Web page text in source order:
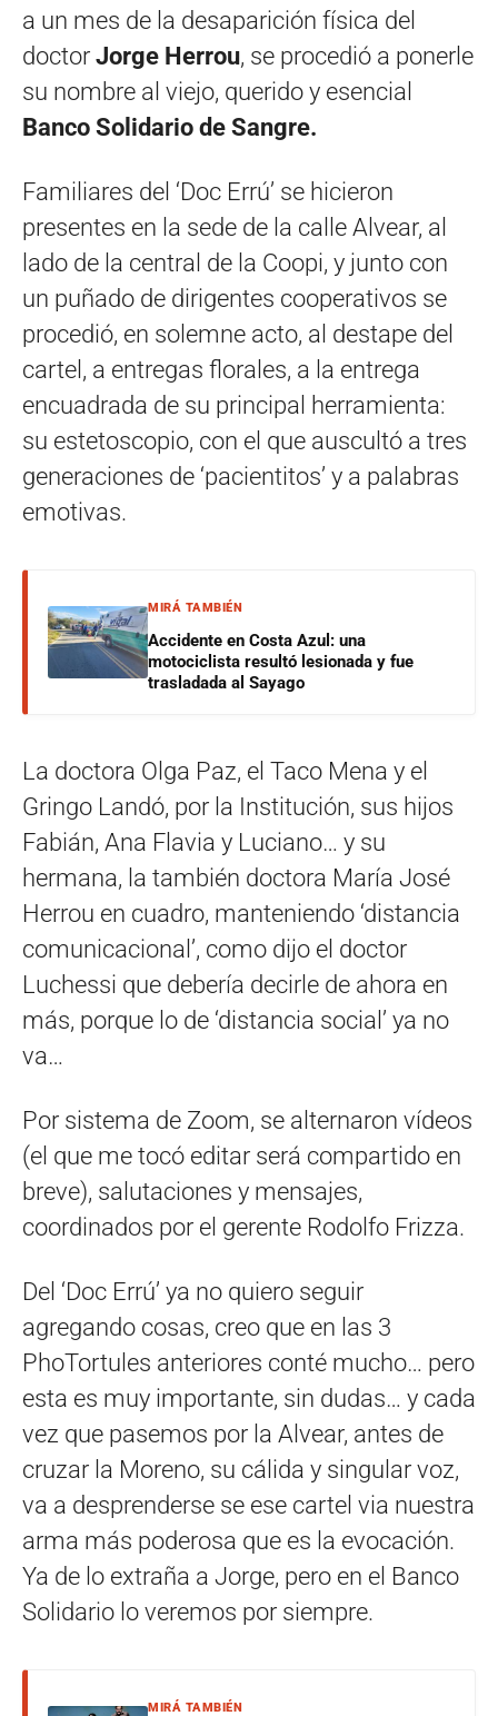
a un mes de la desaparición física del
doctor Jorge Herrou, se procedió a ponerle
su nombre al viejo, querido y esencial
Banco Solidario de Sangre.
Familiares del ‘Doc Errú’ se hicieron
presentes en la sede de la calle Alvear, al
lado de la central de la Coopi, y junto con
un puñado de dirigentes cooperativos se
procedió, en solemne acto, al destape del
cartel, a entregas florales, a la entrega
encuadrada de su principal herramienta:
su estetoscopio, con el que auscultó a tres
generaciones de ‘pacientitos’ y a palabras
emotivas.
MIRÁ TAMBIÉN
Accidente en Costa Azul: una
motociclista resultó lesionada y fue
trasladada al Sayago
La doctora Olga Paz, el Taco Mena y el
Gringo Landó, por la Institución, sus hijos
Fabián, Ana Flavia y Luciano… y su
hermana, la también doctora María José
Herrou en cuadro, manteniendo ‘distancia
comunicacional’, como dijo el doctor
Luchessi que debería decirle de ahora en
más, porque lo de ‘distancia social’ ya no
va…
Por sistema de Zoom, se alternaron vídeos
(el que me tocó editar será compartido en
breve), salutaciones y mensajes,
coordinados por el gerente Rodolfo Frizza.
Del ‘Doc Errú’ ya no quiero seguir
agregando cosas, creo que en las 3
PhoTortules anteriores conté mucho… pero
esta es muy importante, sin dudas… y cada
vez que pasemos por la Alvear, antes de
cruzar la Moreno, su cálida y singular voz,
va a desprenderse se ese cartel via nuestra
arma más poderosa que es la evocación.
Ya de lo extraña a Jorge, pero en el Banco
Solidario lo veremos por siempre.
MIRÁ TAMBIÉN